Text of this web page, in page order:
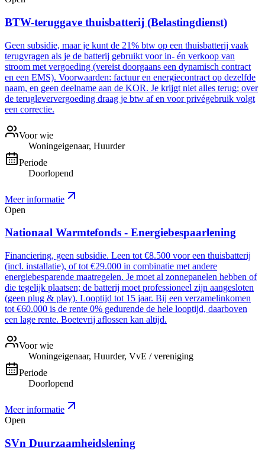
BTW-teruggave thuisbatterij (Belastingdienst)
Geen subsidie, maar je kunt de 21% btw op een thuisbatterij vaak
terugvragen als je de batterij gebruikt voor in- én verkoop van
stroom met vergoeding (vereist doorgaans een dynamisch contract
en een EMS). Voorwaarden: factuur en energiecontract op dezelfde
naam, en geen deelname aan de KOR. Je krijgt niet alles terug; over
de terugleververgoeding draag je btw af en voor privégebruik volgt
een correctie.
Voor wie
Woningeigenaar, Huurder
Periode
Doorlopend
Meer informatie
Open
Nationaal Warmtefonds - Energiebespaarlening
Financiering, geen subsidie. Leen tot €8.500 voor een thuisbatterij
(incl. installatie), of tot €29.000 in combinatie met andere
energiebesparende maatregelen. Je moet al zonnepanelen hebben of
die tegelijk plaatsen; de batterij moet professioneel zijn aangesloten
(geen plug & play). Looptijd tot 15 jaar. Bij een verzamelinkomen
tot €60.000 is de rente 0% gedurende de hele looptijd, daarboven
een lage rente. Boetevrij aflossen kan altijd.
Voor wie
Woningeigenaar, Huurder, VvE / vereniging
Periode
Doorlopend
Meer informatie
Open
SVn Duurzaamheidslening